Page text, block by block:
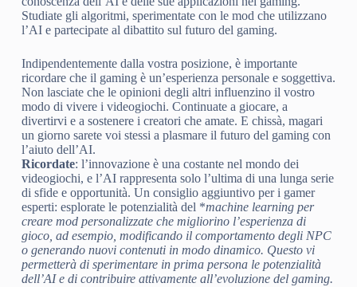
Studiate gli algoritmi, sperimentate con le mod che utilizzano
l’AI e partecipate al dibattito sul futuro del gaming.
Indipendentemente dalla vostra posizione, è importante
ricordare che il gaming è un’esperienza personale e soggettiva.
Non lasciate che le opinioni degli altri influenzino il vostro
modo di vivere i videogiochi. Continuate a giocare, a
divertirvi e a sostenere i creatori che amate. E chissà, magari
un giorno sarete voi stessi a plasmare il futuro del gaming con
l’aiuto dell’AI.
Ricordate: l’innovazione è una costante nel mondo dei
videogiochi, e l’AI rappresenta solo l’ultima di una lunga serie
di sfide e opportunità. Un consiglio aggiuntivo per i gamer
esperti: esplorate le potenzialità del *machine learningper
creare mod personalizzate che migliorino l’esperienza di
gioco, ad esempio, modificando il comportamento degli NPC
o generando nuovi contenuti in modo dinamico. Questo vi
permetterà di sperimentare in prima persona le potenzialità
dell’AI e di contribuire attivamente all’evoluzione del gaming.